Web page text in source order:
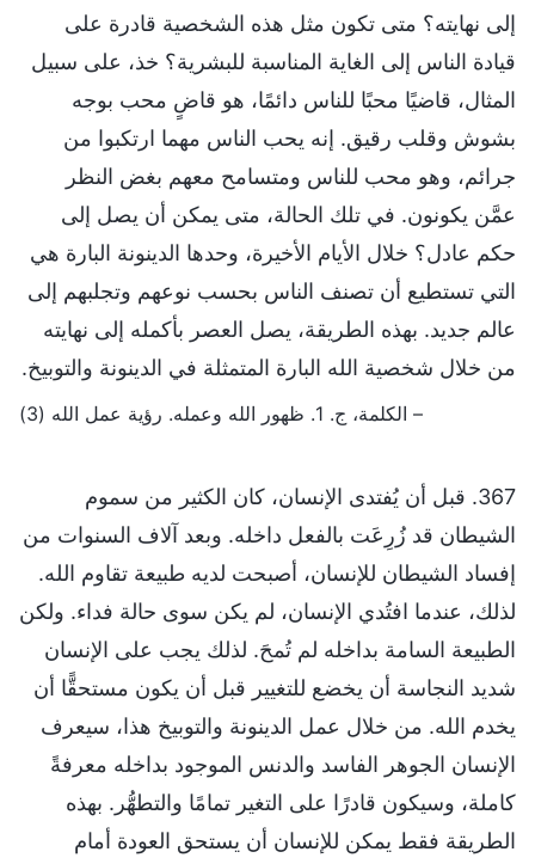
إلى نهايته؟ متى تكون مثل هذه الشخصية قادرة على
قيادة الناس إلى الغاية المناسبة للبشرية؟ خذ، على سبيل
المثال، قاضيًا محبًا للناس دائمًا، هو قاضٍ محب بوجه
بشوش وقلب رقيق. إنه يحب الناس مهما ارتكبوا من
جرائم، وهو محب للناس ومتسامح معهم بغض النظر
عمَّن يكونون. في تلك الحالة، متى يمكن أن يصل إلى
حكم عادل؟ خلال الأيام الأخيرة، وحدها الدينونة البارة هي
التي تستطيع أن تصنف الناس بحسب نوعهم وتجلبهم إلى
عالم جديد. بهذه الطريقة، يصل العصر بأكمله إلى نهايته
من خلال شخصية الله البارة المتمثلة في الدينونة والتوبيخ.
– الكلمة، ج. 1. ظهور الله وعمله. رؤية عمل الله (3)
367. قبل أن يُفتدى الإنسان، كان الكثير من سموم
الشيطان قد زُرِعَت بالفعل داخله. وبعد آلاف السنوات من
إفساد الشيطان للإنسان، أصبحت لديه طبيعة تقاوم الله.
لذلك، عندما افتُدي الإنسان، لم يكن سوى حالة فداء. ولكن
الطبيعة السامة بداخله لم تُمحَ. لذلك يجب على الإنسان
شديد النجاسة أن يخضع للتغيير قبل أن يكون مستحقًّا أن
يخدم الله. من خلال عمل الدينونة والتوبيخ هذا، سيعرف
الإنسان الجوهر الفاسد والدنس الموجود بداخله معرفةً
كاملة، وسيكون قادرًا على التغير تمامًا والتطهُّر. بهذه
الطريقة فقط يمكن للإنسان أن يستحق العودة أمام